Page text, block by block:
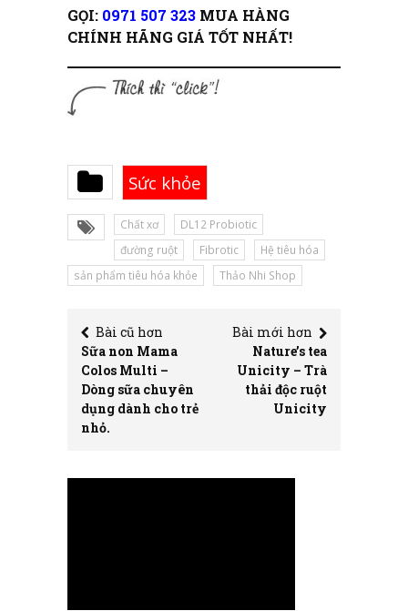
GỌI: 0971 507 323 MUA HÀNG
CHÍNH HÃNG GIÁ TỐT NHẤT!
Sức khỏe
Chất xơ
DL12 Probiotic
đường ruột
Fibrotic
Hệ tiêu hóa
sản phẩm tiêu hóa khỏe
Thảo Nhi Shop
Bài cũ hơn
Sữa non Mama
Colos Multi –
Dòng sữa chuyên
dụng dành cho trẻ
nhỏ.
Bài mới hơn
Nature’s tea
Unicity – Trà
thải độc ruột
Unicity